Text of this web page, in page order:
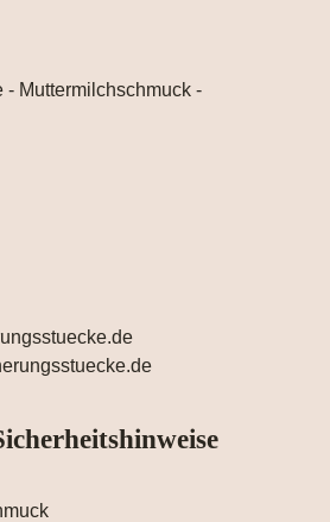
- Muttermilchschmuck -